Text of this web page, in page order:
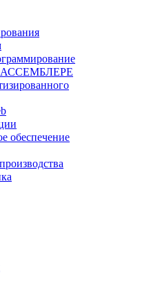
АССЕМБЛЕРЕ
обеспечение